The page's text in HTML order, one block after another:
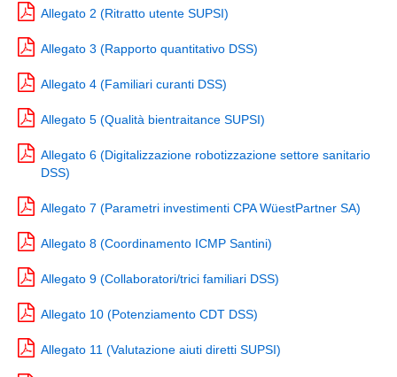
Allegato 2 (Ritratto utente SUPSI)
Allegato 3 (Rapporto quantitativo DSS)
Allegato 4 (Familiari curanti DSS)
Allegato 5 (Qualità bientraitance SUPSI)
Allegato 6 (Digitalizzazione robotizzazione settore sanitario
DSS)
Allegato 7 (Parametri investimenti CPA WüestPartner SA)
Allegato 8 (Coordinamento ICMP Santini)
Allegato 9 (Collaboratori/trici familiari DSS)
Allegato 10 (Potenziamento CDT DSS)
Allegato 11 (Valutazione aiuti diretti SUPSI)